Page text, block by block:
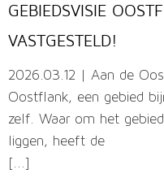
GEBIEDSVISIE
VASTGESTELD!
2026.03.12 | Aan de
Oostflank, een gebied
zelf. Waar om het
liggen, heeft de
[...]